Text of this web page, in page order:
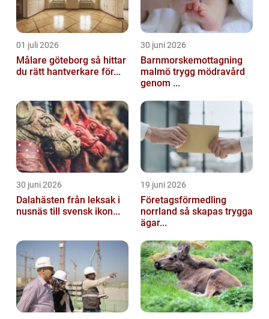
01 juli 2026
Målare göteborg så hittar
du rätt hantverkare för...
30 juni 2026
Barnmorskemottagning
malmö trygg mödravård
genom ...
30 juni 2026
Dalahästen från leksak i
nusnäs till svensk ikon...
19 juni 2026
Företagsförmedling
norrland så skapas trygga
ägar...